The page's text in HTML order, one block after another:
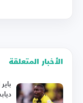
الأخبار المتعلقة